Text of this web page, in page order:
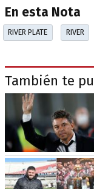
En esta Nota
RIVER PLATE RIVER
También te